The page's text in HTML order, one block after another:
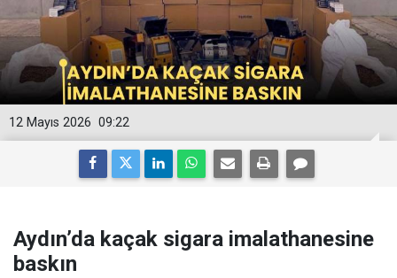
09:22
12 Mayıs 2026
Aydın’da kaçak sigara imalathanesine
baskın